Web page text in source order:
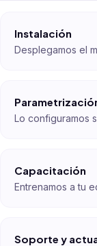
Instalación
Desplegamos el
Lo configuramos
Capacitación
Entrenamos a tu
Soporte y